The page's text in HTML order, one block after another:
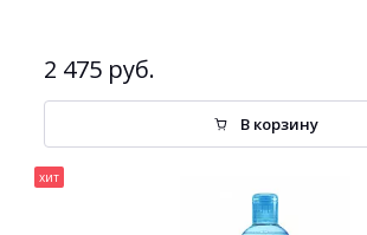
2 475 руб.
В корзину
хит